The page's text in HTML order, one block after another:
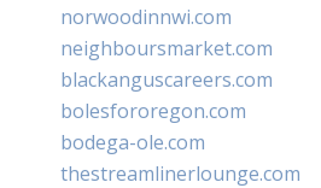
norwoodinnwi.com
neighboursmarket.com
blackanguscareers.com
bolesfororegon.com
bodega-ole.com
thestreamlinerlounge.com